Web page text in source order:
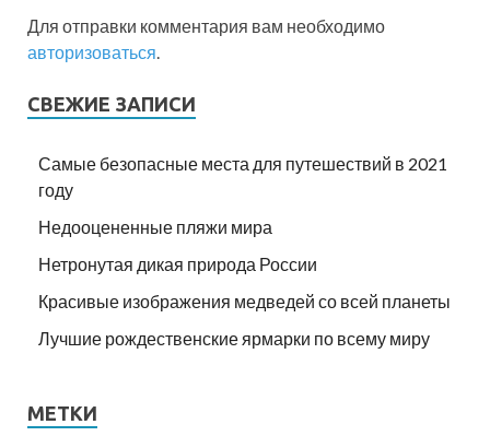
Для отправки комментария вам необходимо
авторизоваться
СВЕЖИЕ ЗАПИСИ
Самые безопасные места для путешествий в 2021
году
Недооцененные пляжи мира
Нетронутая дикая природа России
Красивые изображения медведей со всей планеты
Лучшие рождественские ярмарки по всему миру
МЕТКИ